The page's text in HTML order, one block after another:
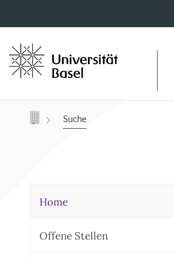
Navigation mit
Suche
Home
Offene Stellen